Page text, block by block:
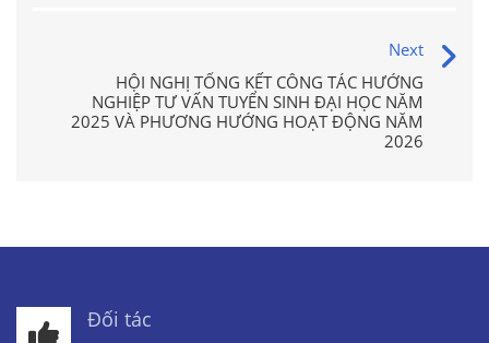
Next
HỘI NGHỊ TỔNG KẾT CÔNG TÁC HƯỚNG
NGHIỆP TƯ VẤN TUYỂN SINH ĐẠI HỌC NĂM
2025 VÀ PHƯƠNG HƯỚNG HOẠT ĐỘNG NĂM
2026
Đối tác